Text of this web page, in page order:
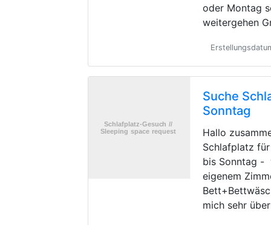
oder Montag
weitergehen
Suche
Sonntag
Hallo
Schlafplatz
bis Sonntag -
eigenem
mich sehr